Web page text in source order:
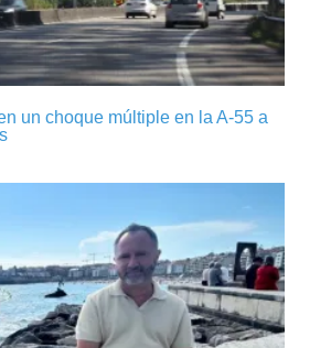
un choque múltiple en la A-55 a